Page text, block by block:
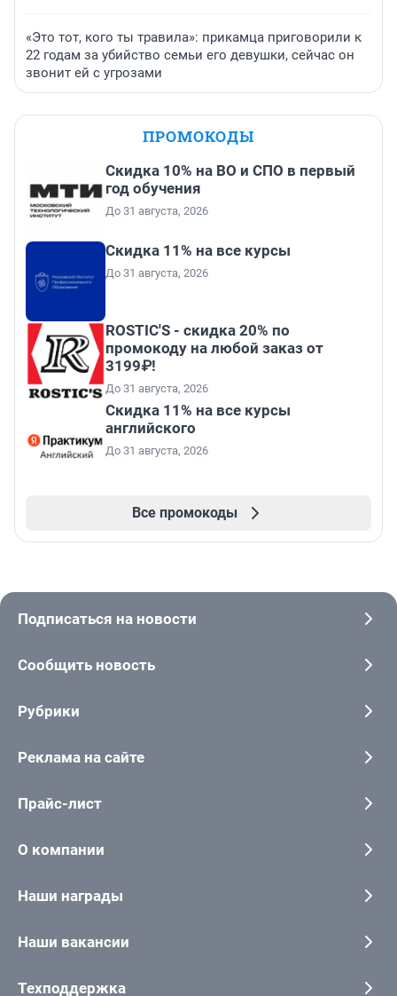
«Это тот, кого ты травила»: прикамца приговорили к
22 годам за убийство семьи его девушки, сейчас он
звонит ей с угрозами
ПРОМОКОДЫ
Скидка 10% на ВО и СПО в первый
год обучения
До 31 августа, 2026
Скидка 11% на все курсы
До 31 августа, 2026
ROSTIC'S - скидка 20% по
промокоду на любой заказ от
3199₽!
До 31 августа, 2026
Скидка 11% на все курсы
английского
До 31 августа, 2026
Все промокоды
Подписаться на новости
Сообщить новость
Рубрики
Реклама на сайте
Прайс-лист
О компании
Наши награды
Наши вакансии
Техподдержка